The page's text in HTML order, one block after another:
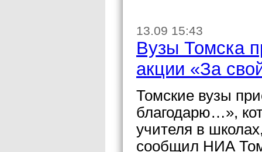
13.09 15:43
Вузы Томска
акции «За
Томские вузы
благодарю…»,
учителя в
сообщил НИА